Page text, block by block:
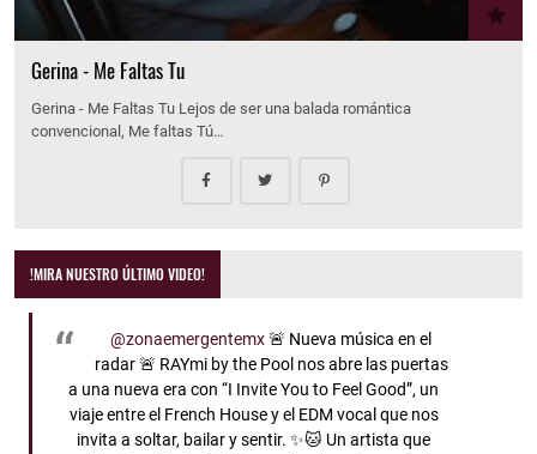
Gerina - Me Faltas Tu
Gerina - Me Faltas Tu Lejos de ser una balada romántica
convencional, Me faltas Tú…
!MIRA NUESTRO ÚLTIMO VIDEO!
@zonaemergentemx🚨 Nueva música en el
radar 🚨 RAYmi by the Pool nos abre las puertas
a una nueva era con “I Invite You to Feel Good”, un
viaje entre el French House y el EDM vocal que nos
invita a soltar, bailar y sentir. ✨🐱 Un artista que